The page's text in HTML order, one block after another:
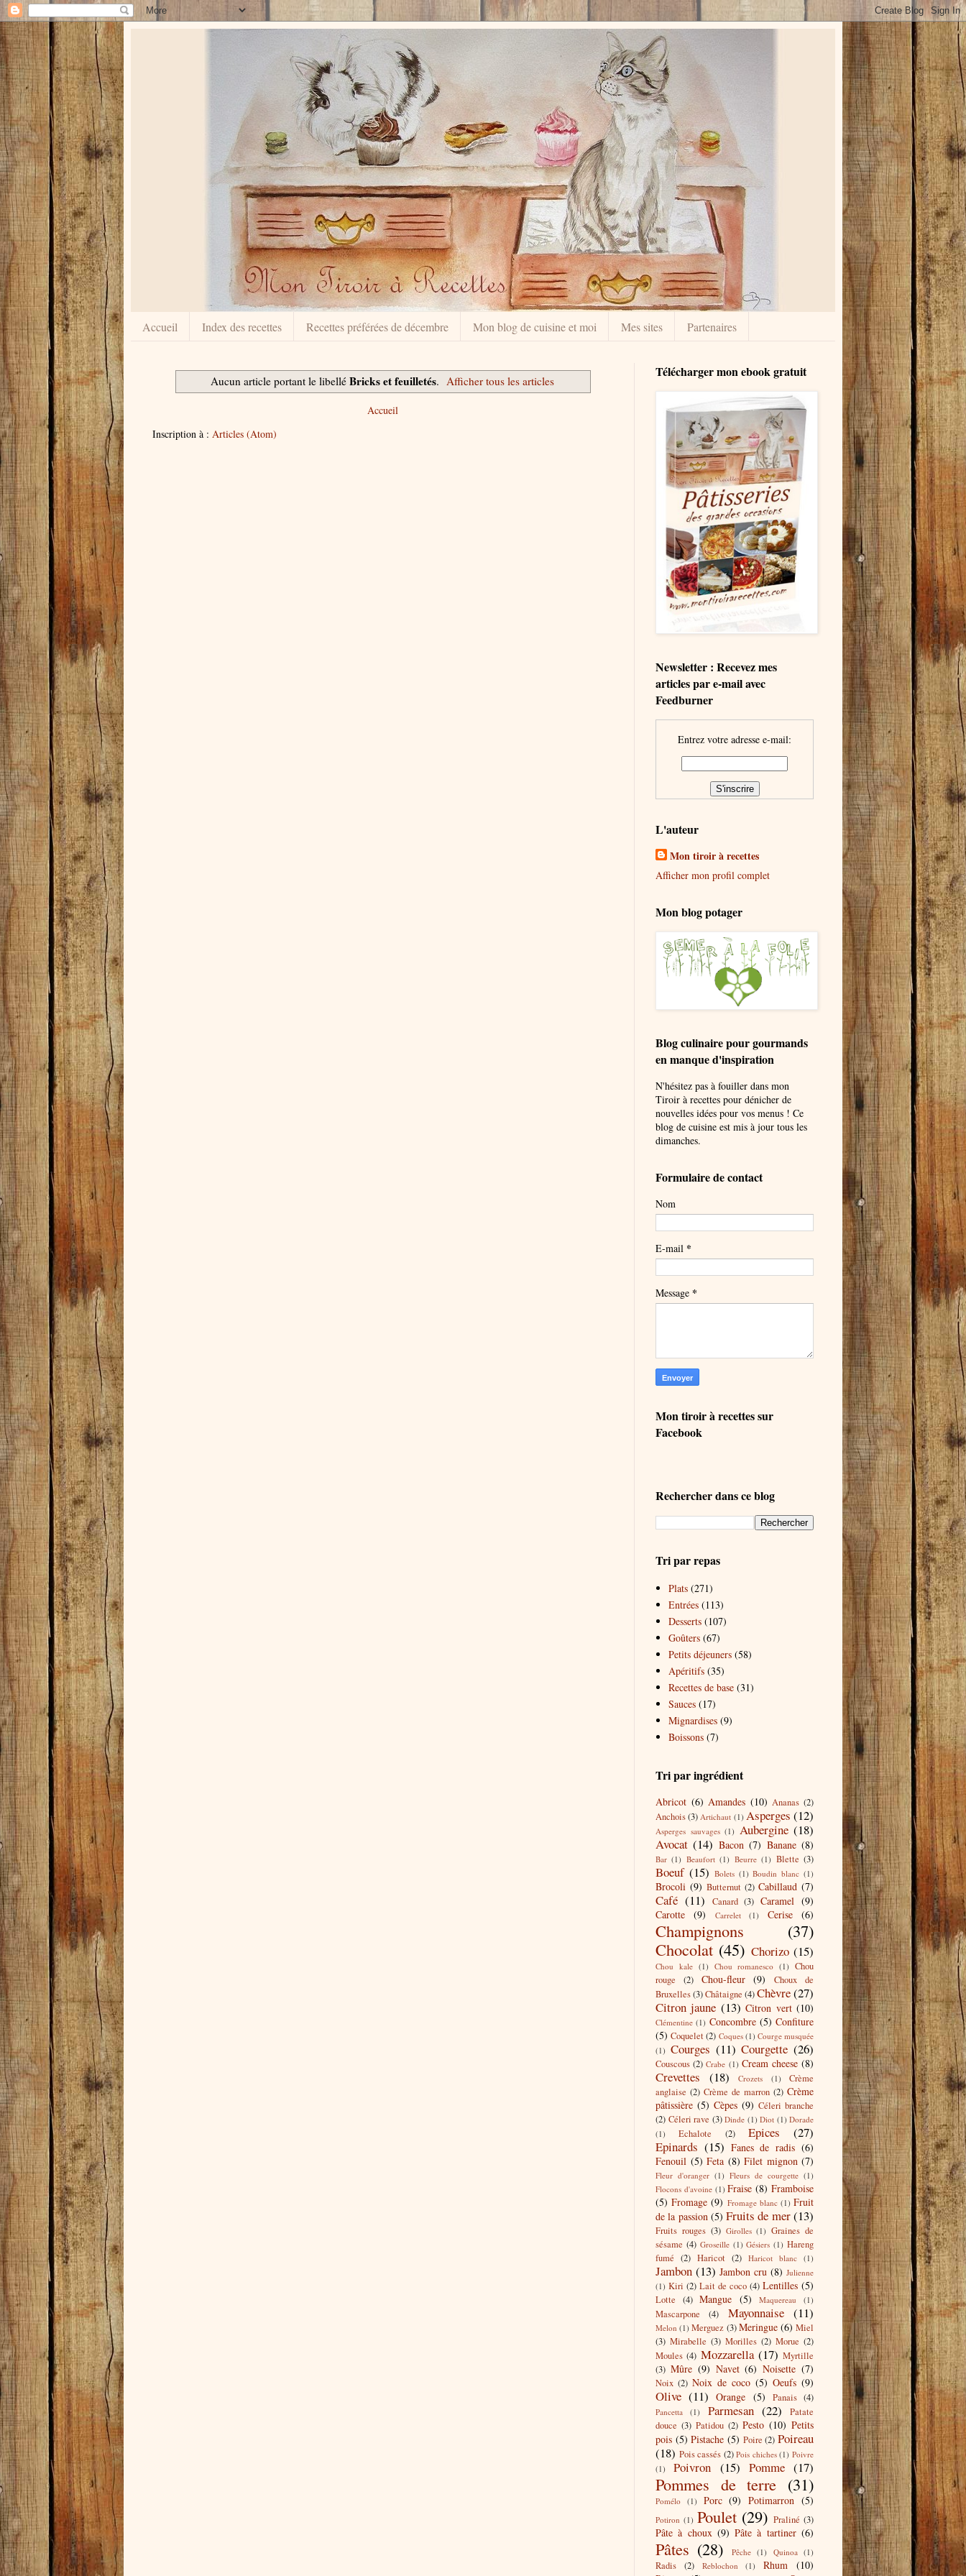
Accueil Index des recettes Recettes préférées de décembre Mon blog de cuisine et moi Mes sites Partenaires
Aucun article portant le libellé Bricks et feuilletés. Afficher tous les articles
Accueil
Inscription à : Articles (Atom)
Télécharger mon ebook gratuit
Newsletter : Recevez mes
articles par e-mail avec
Feedburner
Entrez votre adresse e-mail:
L'auteur
Mon tiroir à recettes
Afficher mon profil complet
Mon blog potager
Blog culinaire pour gourmands
en manque d'inspiration
N'hésitez pas à fouiller dans mon
Tiroir à recettes pour dénicher de
nouvelles idées pour vos menus ! Ce
blog de cuisine est mis à jour tous les
dimanches.
Formulaire de contact
Nom
E-mail *
Message *
Mon tiroir à recettes sur
Facebook
Rechercher dans ce blog
Tri par repas
Plats (271)
Entrées (113)
Desserts (107)
Goûters (67)
Petits déjeuners (58)
Apéritifs (35)
Recettes de base (31)
Sauces (17)
Mignardises (9)
Boissons (7)
Tri par ingrédient
Abricot (6) Amandes (10) Ananas (2)
Anchois(3) Artichaut (1) Asperges (12)
Asperges sauvages (1) Aubergine (18)
Avocat (14) Bacon (7) Banane (8)
Bar (1) Beaufort (1) Beurre (1) Blette (3)
Boeuf (15) Bolets (1) Boudin blanc (1)
Brocoli (9) Butternut (2) Cabillaud (7)
Café (11) Canard (3) Caramel (9)
Carotte
(9) Carrelet (1) Cerise (6)
Champignons
(37)
Chocolat (45) Chorizo (15)
Chou kale (1) Chou romanesco (1)
Chou
rouge
(2) Chou-fleur (9)
Choux de
Bruxelles(3)Châtaigne (4)Chèvre(27)
Citron jaune (13) Citron vert (10)
Clémentine (1) Concombre (5) Confiture
(5) Coquelet(2) Coques (1) Courge musquée
(1) Courges (11) Courgette (26)
Couscous (2) Crabe (1) Cream cheese (8)
Crevettes (18) Crozets (1)
Crème
anglaise (2) Crème de marron (2) Crème
pâtissière (5) Cèpes (9) Céleri branche
(2) Céleri rave (3) Dinde (1) Diot (1) Dorade
(1)
Echalote (2) Epices
(27)
Epinards (15) Fanes de radis (6)
Fenouil (5) Feta (8) Filet mignon (7)
Fleur d'oranger (1) Fleurs de courgette (1)
Flocons d'avoine (1) Fraise (8) Framboise
(5) Fromage (9) Fromage blanc (1) Fruit
de la passion (5) Fruits de mer(13)
Fruits rouges (3) Girolles (1) Graines de
sésame (4) Groseille (1) Gésiers (1) Hareng
fumé (2) Haricot (2) Haricot blanc (1)
Jambon (13) Jambon cru (8) Julienne
(1) Kiri (2) Lait de coco (4) Lentilles (5)
Lotte (4) Mangue (5) Maquereau (1)
Mascarpone (4) Mayonnaise (11)
Melon (1) Merguez (3) Meringue (6) Miel
(3) Mirabelle (3) Morilles (2) Morue (2)
Moules (4) Mozzarella (17) Myrtille
(3) Mûre (9) Navet (6) Noisette (7)
Noix (2) Noix de coco (5) Oeufs (9)
Olive (11) Orange (5) Panais (4)
Pancetta (1) Parmesan (22)
Patate
douce (3) Patidou (2) Pesto (10) Petits
pois (5) Pistache (5) Poire (2) Poireau
(18) Pois cassés (2) Pois chiches (1) Poivre
(1)
Poivron (15) Pomme (17)
Pommes de terre (31)
Pomélo (1) Porc (9) Potimarron (5)
Potiron (1) Poulet (29) Praliné (3)
Pâte à choux (9) Pâte à tartiner (6)
Pâtes (28) Pêche (1) Quinoa (1)
Radis (2) Reblochon (1) Rhum
(10)